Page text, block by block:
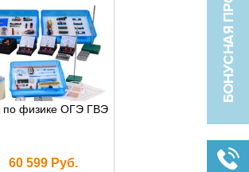
по физике ОГЭ ГВЭ
60 599 Руб.